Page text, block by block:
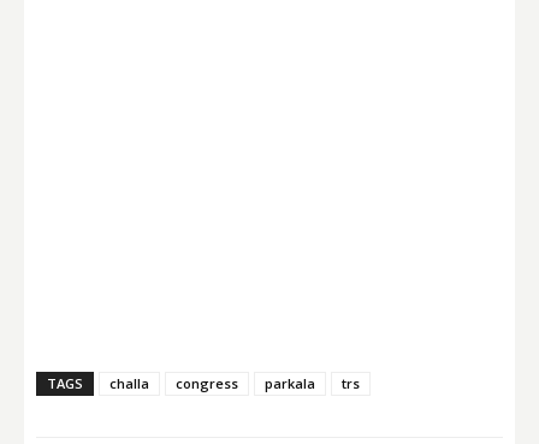
TAGS challa congress parkala trs